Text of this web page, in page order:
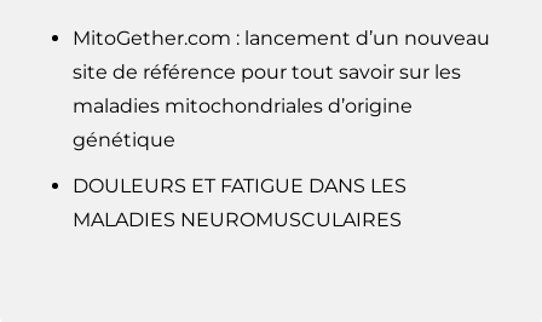
MitoGether.com : lancement d’un nouveau
site de référence pour tout savoir sur les
maladies mitochondriales d’origine
génétique
DOULEURS ET FATIGUE DANS LES
MALADIES NEUROMUSCULAIRES